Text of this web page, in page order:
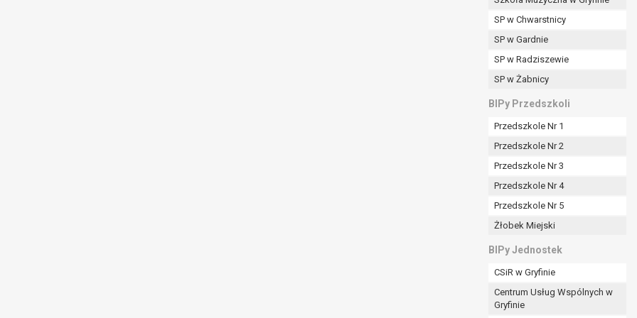
SP w Chwarstnicy
SP w Gardnie
SP w Radziszewie
SP w Żabnicy
BIPy Przedszkoli
Przedszkole Nr 1
Przedszkole Nr 2
Przedszkole Nr 3
Przedszkole Nr 4
Przedszkole Nr 5
Żłobek Miejski
BIPy Jednostek
CSiR w Gryfinie
Centrum Usług Wspólnych w
Gryfinie
art. 16 RODO,
prawo do bycia zapomnianym) na podstawie art. 17 RODO, w przypadku gdy:
były zebrane lub w inny sposób przetwarzane,
na przetwarzanie danych osobowych, która jest podstawą przetwarzania danych i nie ma innej podstawy prawnej
z prawem,
się z obowiązku wynikającego z przepisów prawa;
danych osobowych – na okres pozwalający administratorowi sprawdzić prawidłowość tych danych,
celów, ale osoba, której dane dotyczą, potrzebuje ich do ustalenia, obrony lub dochodzenia roszczeń,
wobec przetwarzania danych - do czasu ustalenia czy prawnie uzasadnione podstawy po stronie administratora są
RODO, w przypadku gdy łącznie spełnione są następujące przesłanki:
umowy zawartej z osobą, której dane dotyczą lub na podstawie zgody wyrażonej przez tą osobę,
art. 21 RODO, wobec przetwarzania danych osobowych, którego podstawą prawną jest: